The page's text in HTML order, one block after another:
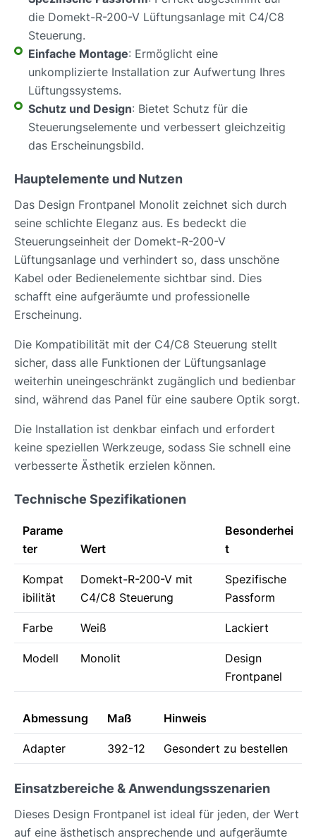
die Domekt-R-200-V Lüftungsanlage mit C4/C8
Steuerung.
Einfache Montage: Ermöglicht eine
unkomplizierte Installation zur Aufwertung Ihres
Lüftungssystems.
Schutz und Design: Bietet Schutz für die
Steuerungselemente und verbessert gleichzeitig
das Erscheinungsbild.
Hauptelemente und Nutzen
Das Design Frontpanel Monolit zeichnet sich durch
seine schlichte Eleganz aus. Es bedeckt die
Steuerungseinheit der Domekt-R-200-V
Lüftungsanlage und verhindert so, dass unschöne
Kabel oder Bedienelemente sichtbar sind. Dies
schafft eine aufgeräumte und professionelle
Erscheinung.
Die Kompatibilität mit der C4/C8 Steuerung stellt
sicher, dass alle Funktionen der Lüftungsanlage
weiterhin uneingeschränkt zugänglich und bedienbar
sind, während das Panel für eine saubere Optik sorgt.
Die Installation ist denkbar einfach und erfordert
keine speziellen Werkzeuge, sodass Sie schnell eine
verbesserte Ästhetik erzielen können.
Technische Spezifikationen
Parame
ter
Wert
Besonderhei
t
Kompat
ibilität
Domekt-R-200-V mit
C4/C8 Steuerung
Spezifische
Passform
Farbe Weiß Lackiert
Modell Monolit
Design
Frontpanel
Abmessung Maß Hinweis
Adapter 392-12 Gesondert zu bestellen
Einsatzbereiche & Anwendungsszenarien
Dieses Design Frontpanel ist ideal für jeden, der Wert
auf eine ästhetisch ansprechende und aufgeräumte